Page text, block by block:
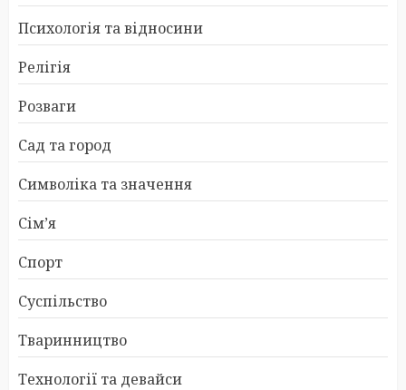
Психологія та відносини
Релігія
Розваги
Сад та город
Символіка та значення
Сім’я
Спорт
Суспільство
Тваринництво
Технології та девайси